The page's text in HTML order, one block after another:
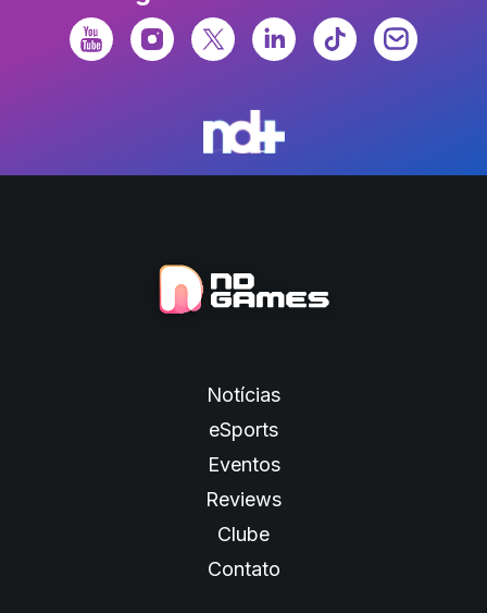
Notícias
eSports
Eventos
Reviews
Clube
Contato